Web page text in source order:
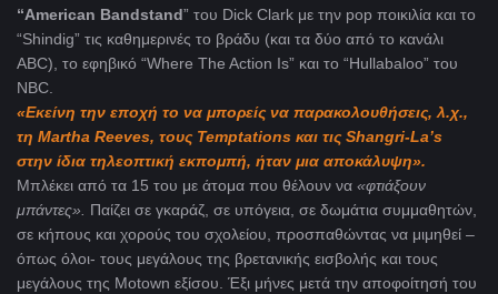
“American Bandstand” του Dick Clark με την pop ποικιλία και τo
“Shindig” τις καθημερινές το βράδυ (και τα δύο από το κανάλι
ABC), το εφηβικό “Where The Action Is” και το “Hullabaloo” του
NBC.
«Εκείνη την εποχή το να μπορείς να παρακολουθήσεις, λ.χ.,
τη Martha Reeves, τους Temptations και τις Shangri-La’s
στην ίδια τηλεοπτική εκπομπή, ήταν μια αποκάλυψη».
Mπλέκει από τα 15 του με άτομα που θέλουν να «φτιάξουν
μπάντες». Παίζει σε γκαράζ, σε υπόγεια, σε δωμάτια συμμαθητών,
σε κήπους και χορούς του σχολείου, προσπαθώντας να μιμηθεί –
όπως όλοι- τους μεγάλους της βρετανικής εισβολής και τους
μεγάλους της Motown εξίσου. Έξι μήνες μετά την αποφοίτησή του